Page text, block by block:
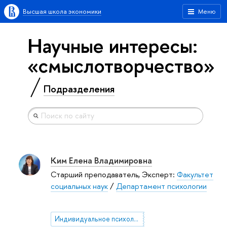
Меню
Высшая школа экономики
Научные интересы:
«смыслотворчество»
Подразделения
Ким Елена Владимировна
Старший преподаватель, Эксперт: Факультет
социальных наук/Департамент психологии
Индивидуальное психологическое консультирование и Человекоцентрированный подход